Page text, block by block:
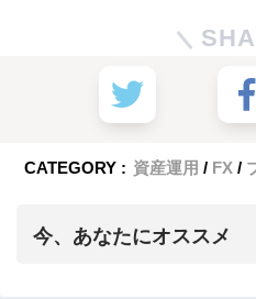
CATEGORY : 資産運用 FX
今、あなたにオススメ